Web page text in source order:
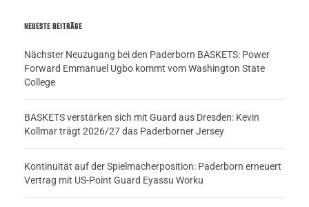
NEUESTE BEITRÄGE
Nächster Neuzugang bei den Paderborn BASKETS: Power
Forward Emmanuel Ugbo kommt vom Washington State
College
BASKETS verstärken sich mit Guard aus Dresden: Kevin
Kollmar trägt 2026/27 das Paderborner Jersey
Kontinuität auf der Spielmacherposition: Paderborn erneuert
Vertrag mit US-Point Guard Eyassu Worku